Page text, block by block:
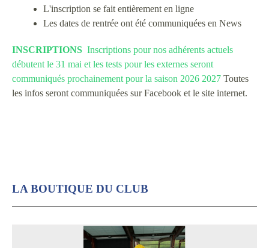
L'inscription se fait entièrement en ligne
Les dates de rentrée ont été communiquées en News
INSCRIPTIONS Inscriptions pour nos adhérents actuels
débutent le 31 mai et les tests pour les externes seront
communiqués prochainement pour la saison 2026 2027 Toutes
les infos seront communiquées sur Facebook et le site internet.
LA BOUTIQUE DU CLUB